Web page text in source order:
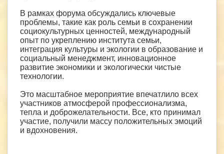
В рамках форума обсуждались ключевые
проблемы, такие как роль семьи в сохранении
социокультурных ценностей, международный
опыт по укреплению института семьи,
интеграция культуры и экологии в образование и
социальный менеджмент, инновационное
развитие экономики и экологически чистые
технологии.
Это масштабное мероприятие впечатлило всех
участников атмосферой профессионализма,
тепла и доброжелательности. Все, кто принимал
участие, получили массу положительных эмоций
и вдохновения.